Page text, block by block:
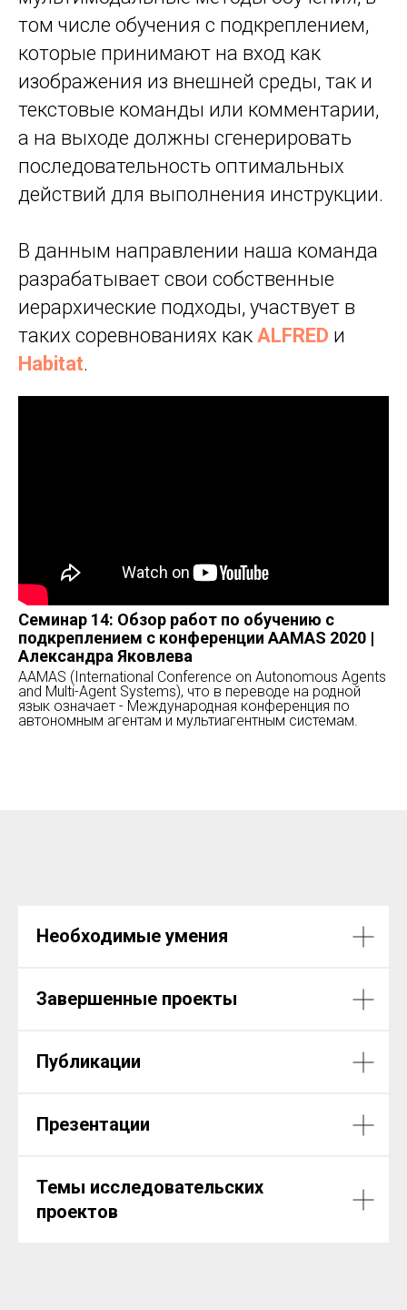
том числе обучения с подкреплением,
которые принимают на вход как
изображения из внешней среды, так и
текстовые команды или комментарии,
а на выходе должны сгенерировать
последовательность оптимальных
действий для выполнения инструкции.
В данным направлении наша команда
разрабатывает свои собственные
иерархические подходы, участвует в
таких соревнованиях как ALFRED и
Habitat.
Семинар 14: Обзор работ по обучению с
подкреплением с конференции AAMAS 2020 |
Александра Яковлева
AAMAS (International Conference on Autonomous Agents
and Multi-Agent Systems), что в переводе на родной
язык означает - Международная конференция по
автономным агентам и мультиагентным системам.
Необходимые умения
Завершенные проекты
Публикации
Презентации
Темы исследовательских
проектов